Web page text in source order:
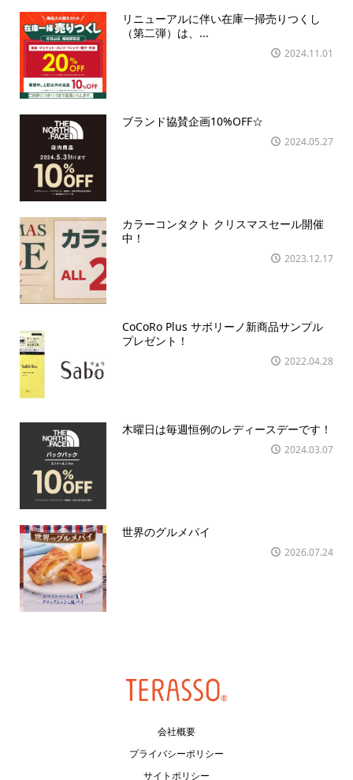
リニューアルに伴い在庫一掃売りつくし
（第二弾）は、...
2024.11.01
ブランド協賛企画10%OFF☆
2024.05.27
カラーコンタクト クリスマスセール開催
中！
2023.12.17
CoCoRo Plus サボリーノ新商品サンプル
プレゼント！
2022.04.28
木曜日は毎週恒例のレディースデーです！
2024.03.07
世界のグルメパイ
2026.07.24
会社概要
プライバシーポリシー
サイトポリシー